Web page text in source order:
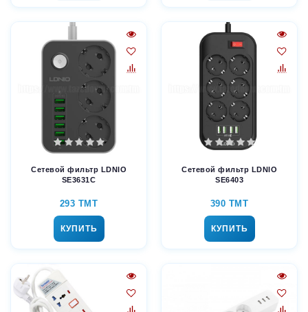
Сетевой фильтр LDNIO
SE3631C
293 TMT
КУПИТЬ
Сетевой фильтр LDNIO
SE6403
390 TMT
КУПИТЬ